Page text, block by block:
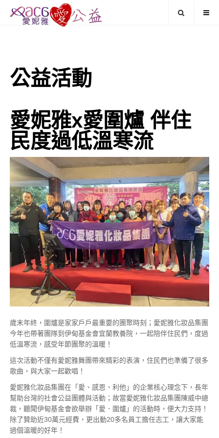
公益活動
愛妮雅x愛圍爐 伴住
民度過低溫寒流
歲末年終，圍爐是家家戶戶最重要的團聚時刻；愛妮雅化妝品集團
今年也帶著團隊到伊甸基金會宜蘭教養院，一起陪伴住民們，度過
低溫寒流，感受年節團聚的溫暖！
這次活動不僅有愛妮雅舞團帶來精彩的表演，住民們也準備了很多
歌曲，與大家一起歡唱！
愛妮雅化妝品集團在「愛、感恩、利他」的企業核心理念下，長年
幫助台灣的社會公益團體與活動；故當愛妮雅化妝品集團陳威中總
裁，聽聞伊甸基金會欲舉辦「愛．圍爐」的活動時，便大力支持！
除了贊助近30萬元經費，更出動20多名員工擔任志工，讓大家能
過個溫暖的好年！